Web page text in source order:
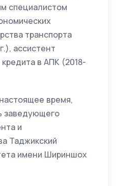
специалистом
транспорта
ассистент
в АПК (2018-
время,
заведующего
и
Таджикский
имени Шириншох